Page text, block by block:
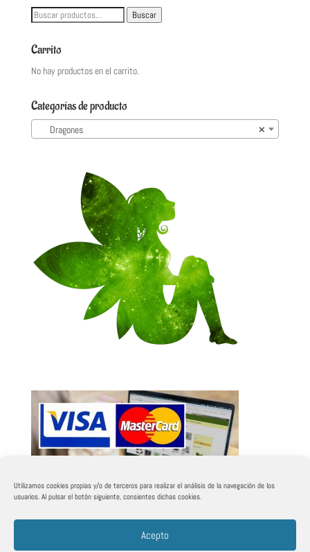
Utilizamos cookies propias y/o de terceros para realizar el análisis de la navegación de los
usuarios. Al pulsar el botón siguiente, consientes dichas cookies.
Acepto
Buscar
Buscar
Carrito
No hay productos en el carrito.
Categorías de producto
×
Dragones